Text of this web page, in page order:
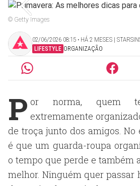
© Getty Images
02/06/2026 08:15 ‧ HÁ 2 MESES |
LIFESTYLE ORGANIZAÇÃO
P or norma, quem
extremamente
de troça junto dos amigos. No
é que um guarda-roupa
o tempo que perde e também
melhor. Ninguém quer passar